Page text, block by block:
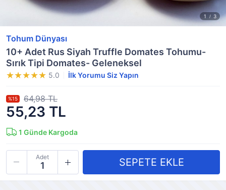
Tohum Dünyası
10+ Adet Rus Siyah Truffle Domates Tohumu-
Sırık Tipi Domates- Geleneksel
5.0 İlk Yorumu Siz Yapın
55,23 TL
%15 64,98 TL
1 Günde Kargoda
Adet